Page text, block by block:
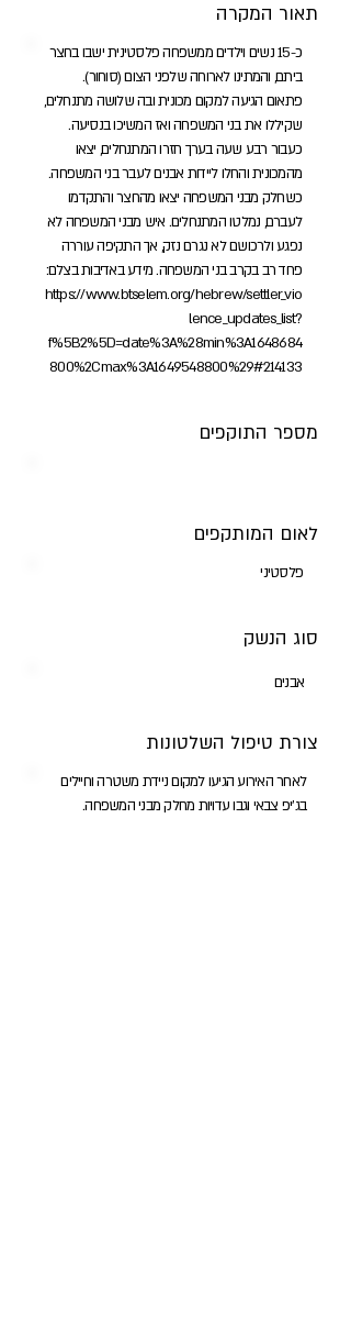
תאור המקרה
כ-15 נשים וילדים ממשפחה פלסטינית ישבו בחצר
ביתם, והמתינו לארוחה שלפני הצום (סוחור).
פתאום הגיעה למקום מכונית ובה שלושה מתנחלים,
שקיללו את בני המשפחה ואז המשיכו בנסיעה.
כעבור רבע שעה בערך חזרו המתנחלים, יצאו
מהמכונית והחלו ליידות אבנים לעבר בני המשפחה.
כשחלק מבני המשפחה יצאו מהחצר והתקדמו
לעברם, נמלטו המתנחלים. איש מבני המשפחה לא
נפגע ולרכושם לא נגרם נזק, אך התקיפה עוררה
פחד רב בקרב בני המשפחה. מידע באדיבות בצלם:
https://www.btselem.org/hebrew/settler_vio
lence_updates_list?
f%5B2%5D=date%3A%28min%3A1648684
800%2Cmax%3A1649548800%29#214133
מספר התוקפים
לאום המותקפים
פלסטיני
סוג הנשק
אבנים
צורת טיפול השלטונות
לאחר האירוע הגיעו למקום ניידת משטרה וחיילים
בג'יפ צבאי וגבו עדויות מחלק מבני המשפחה.